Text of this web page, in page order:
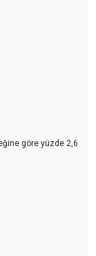
göre yüzde 2,6